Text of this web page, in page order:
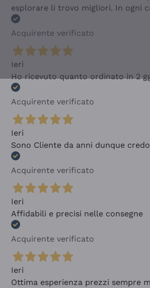
esplorare li trovo migliori. In ogni
Acquirente verificato
Ieri
Ho ricevuto quanto ordinato in 2
Acquirente verificato
Ieri
Sono Cliente da anni dunque
Acquirente verificato
Ieri
Affidabili e precisi nelle consegne
Acquirente verificato
Ieri
Ottima esperienza prezzi sempre